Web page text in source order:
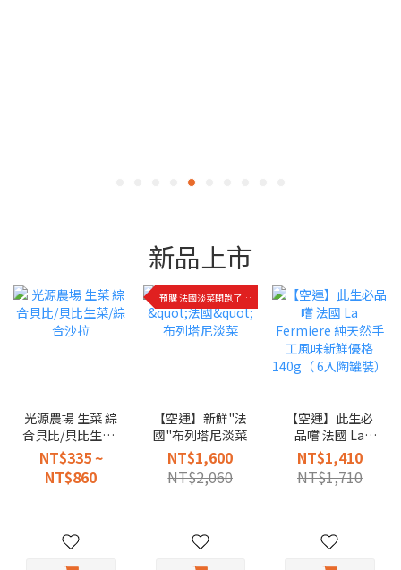
新品上市
光源農場 生菜 綜
合貝比/貝比生菜/
綜合沙拉
NT$335 ~
NT$860
預購 法國淡菜開跑了!快來品嚐!
【空運】新鮮"法
國"布列塔尼淡菜
NT$1,600
NT$2,060
【空運】此生必
品嚐 法國 La
Fermiere 純天然
手工風味新鮮優
格 140g（ 6入陶
NT$1,410
NT$1,710